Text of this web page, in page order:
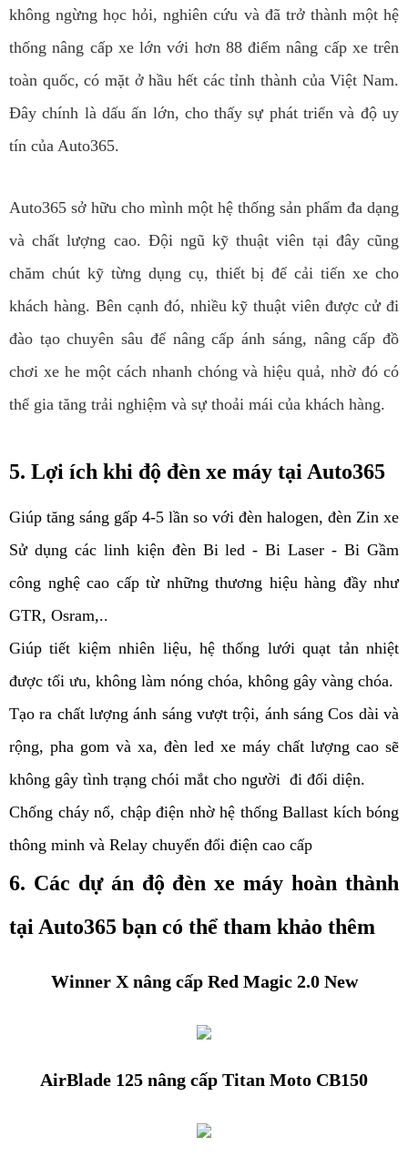
không ngừng học hỏi, nghiên cứu và đã trở thành một hệ
thống nâng cấp xe lớn với hơn 88 điểm nâng cấp xe trên
toàn quốc, có mặt ở hầu hết các tỉnh thành của Việt Nam.
Đây chính là dấu ấn lớn, cho thấy sự phát triển và độ uy
tín của Auto365.
Auto365 sở hữu cho mình một hệ thống sản phẩm đa dạng
và chất lượng cao. Đội ngũ kỹ thuật viên tại đây cũng
chăm chút kỹ từng dụng cụ, thiết bị để cải tiến xe cho
khách hàng. Bên cạnh đó, nhiều kỹ thuật viên được cử đi
đào tạo chuyên sâu để nâng cấp ánh sáng, nâng cấp đồ
chơi xe he một cách nhanh chóng và hiệu quả, nhờ đó có
thể gia tăng trải nghiệm và sự thoải mái của khách hàng.
5. Lợi ích khi độ đèn xe máy tại Auto365
Giúp tăng sáng gấp 4-5 lần so với đèn halogen, đèn Zin xe
Sử dụng các linh kiện đèn Bi led - Bi Laser - Bi Gầm
công nghệ cao cấp từ những thương hiệu hàng đầy như
GTR, Osram,..
Giúp tiết kiệm nhiên liệu, hệ thống lưới quạt tản nhiệt
được tối ưu, không làm nóng chóa, không gây vàng chóa.
Tạo ra chất lượng ánh sáng vượt trội, ánh sáng Cos dài và
rộng, pha gom và xa, đèn led xe máy chất lượng cao sẽ
không gây tình trạng chói mắt cho người  đi đối diện.
Chống cháy nổ, chập điện nhờ hệ thống Ballast kích bóng
thông minh và Relay chuyển đổi điện cao cấp
6. Các dự án độ đèn xe máy hoàn thành
tại Auto365 bạn có thể tham khảo thêm
Winner X nâng cấp Red Magic 2.0 New
AirBlade 125 nâng cấp Titan Moto CB150